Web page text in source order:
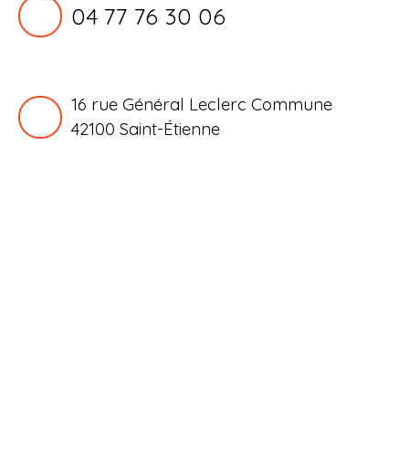
04 77 76 30 06
16 rue Général Leclerc Commune
42100 Saint-Étienne